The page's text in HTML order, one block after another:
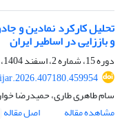
تحلیل کارکرد نمادین و
و باززایی در اساطیر ایران
دوره 15، شماره 2، اسفند 1404، صفحه
سام طاهری طاری، حمیدرضا
مشاهده مقاله
اصل مقاله